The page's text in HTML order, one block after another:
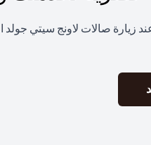
زيارة صالات لاونج سيتي جولد